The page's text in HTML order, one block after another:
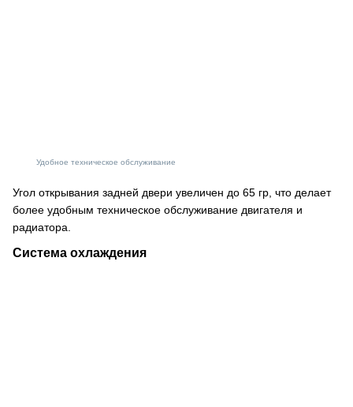
Удобное техническое обслуживание
Угол открывания задней двери увеличен до 65 гр, что делает
более удобным техническое обслуживание двигателя и
радиатора.
Система охлаждения